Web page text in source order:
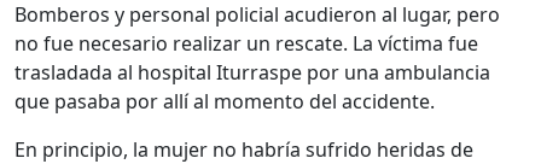
Bomberos y personal policial acudieron al lugar, pero
no fue necesario realizar un rescate. La víctima fue
trasladada al hospital Iturraspe por una ambulancia
que pasaba por allí al momento del accidente.
En principio, la mujer no habría sufrido heridas de